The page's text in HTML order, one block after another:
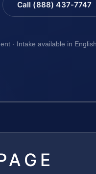
Call (888) 437-7747
· Intake available in